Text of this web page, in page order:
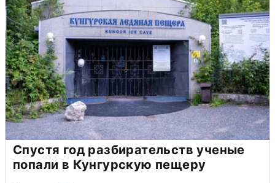
Спустя год разбирательств ученые
попали в Кунгурскую пещеру